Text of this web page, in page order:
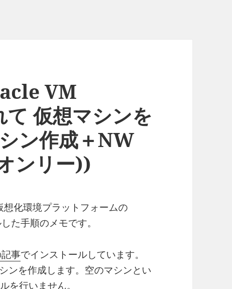
VM
仮想マシンを
ン作成＋NW
ンリー))
化環境プラットフォームの
手順のメモです。
事でインストールしています。
を作成します。空のマシンとい
を行いません。